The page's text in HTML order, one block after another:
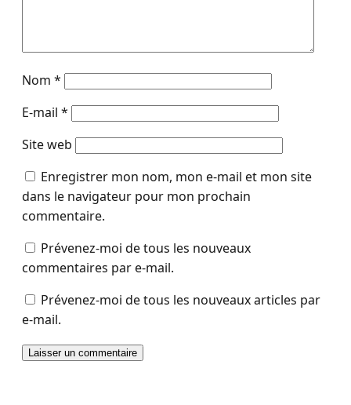
Nom *
E-mail *
Site web
Enregistrer mon nom, mon e-mail et mon site
dans le navigateur pour mon prochain
commentaire.
Prévenez-moi de tous les nouveaux
commentaires par e-mail.
Prévenez-moi de tous les nouveaux articles par
e-mail.